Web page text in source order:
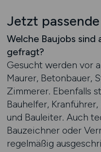
Jetzt
Welche Baujobs sind
gefragt?
Gesucht werden vor
Maurer, Betonbauer,
Zimmerer. Ebenfalls
Bauhelfer,
und Bauleiter. Auch
Bauzeichner oder
regelmäßig